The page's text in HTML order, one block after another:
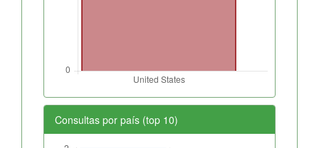
Consultas por país (top 10)